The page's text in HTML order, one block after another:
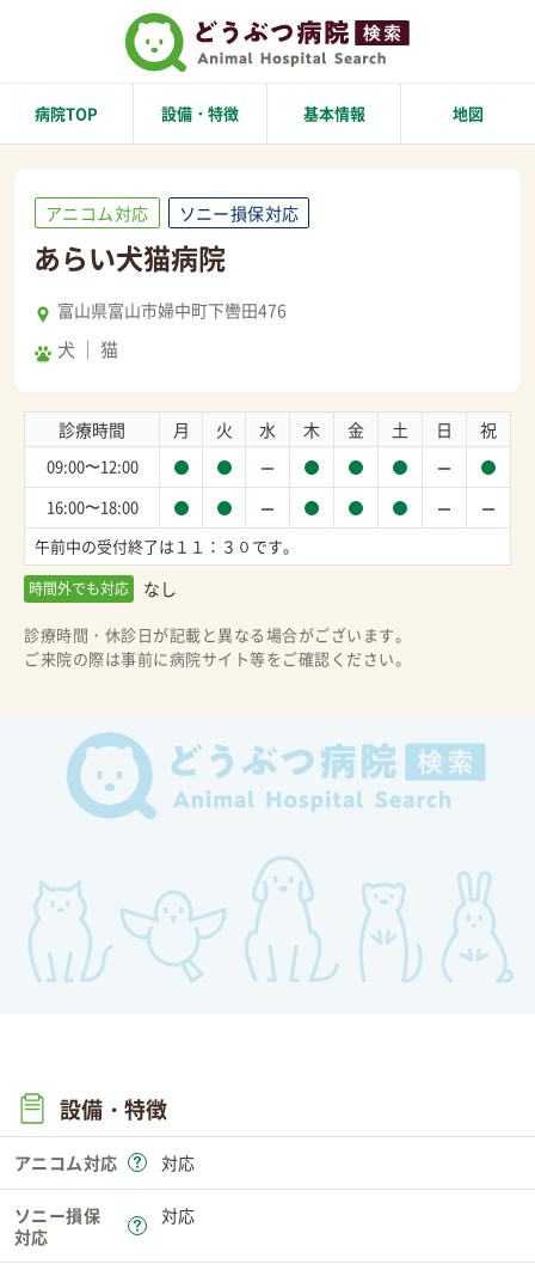
病院TOP 設備・特徴 基本情報 地図
アニコム対応 ソニー損保対応
あらい犬猫病院
富山県富山市婦中町下轡田476
犬 猫
診療時間 月 火 水 木 金 土 日 祝
09:00〜12:00
16:00〜18:00
午前中の受付終了は１１：３０です。
時間外でも対応 なし
診療時間・休診日が記載と異なる場合がございます。
ご来院の際は事前に病院サイト等をご確認ください。
設備・特徴
アニコム対応 対応
ソニー損保
対応
対応